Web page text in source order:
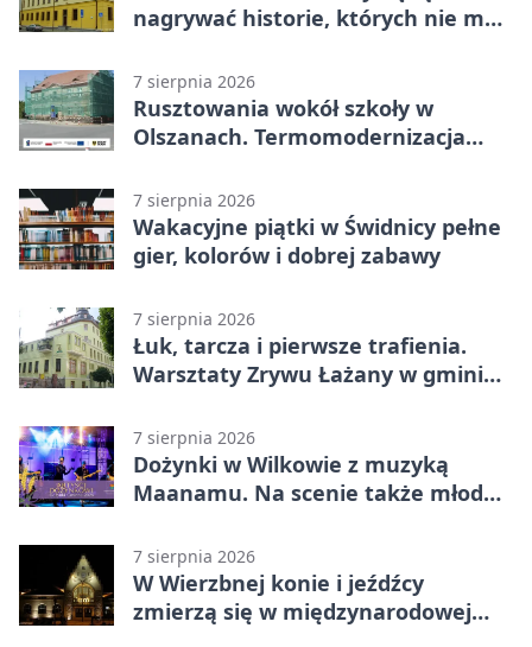
nagrywać historie, których nie ma
7 sierpnia 2026
Rusztowania wokół szkoły w
Olszanach. Termomodernizacja
7 sierpnia 2026
Wakacyjne piątki w Świdnicy pełne
gier, kolorów i dobrej zabawy
7 sierpnia 2026
Łuk, tarcza i pierwsze trafienia.
Warsztaty Zrywu Łażany w gminie
7 sierpnia 2026
Dożynki w Wilkowie z muzyką
Maanamu. Na scenie także młode
7 sierpnia 2026
W Wierzbnej konie i jeźdźcy
zmierzą się w międzynarodowej